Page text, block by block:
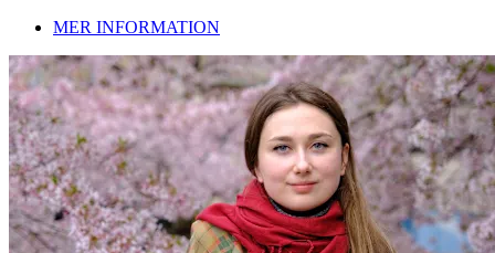
MER INFORMATION